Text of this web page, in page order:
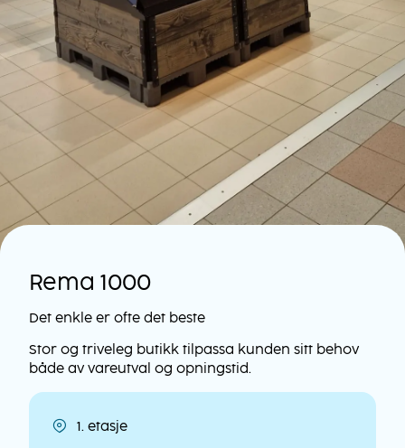
Rema 1000
Det enkle er ofte det beste
Stor og triveleg butikk tilpassa kunden sitt behov
både av vareutval og opningstid.
Lokasjon
1. etasje